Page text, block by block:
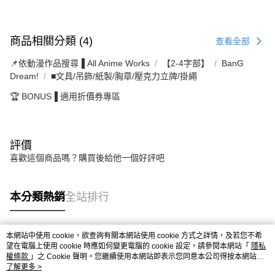
商品相關分類 (4) 查看全部
📌依動漫作品搜尋▐ All Anime Works 【2-4字部】
BanG
Dream!
■文具/吊飾/紙製/胸章/壓克力立牌/掛繩
🏆 BONUS▐ 適用折價券專區
評價
喜歡這個商品嗎？購買後給他一個好評吧
本分類熱銷全站排行
熱門標籤
本網站中使用 cookie，欲查詢有關本網站使用 cookie 方式之詳情，及若您不希
望在電腦上使用 cookie 時應如何變更電腦的 cookie 設定，請參閱本網站「 隱私
權條款 」之 Cookie 聲明。您繼續使用本網站即表示您同意本公司得按本網站使
用條款之 Cookie 聲明使用 cookie。
了解更多 >